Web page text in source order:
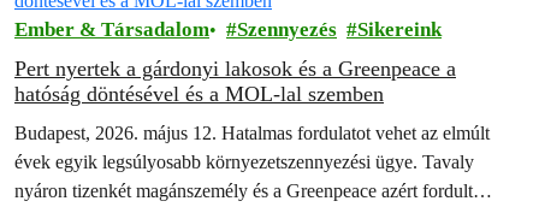
Ember & Társadalom Szennyezés Sikereink
Pert nyertek a gárdonyi lakosok és a Greenpeace a
hatóság döntésével és a MOL-lal szemben
Budapest, 2026. május 12. Hatalmas fordulatot vehet az elmúlt
évek egyik legsúlyosabb környezetszennyezési ügye. Tavaly
nyáron tizenkét magánszemély és a Greenpeace azért fordult